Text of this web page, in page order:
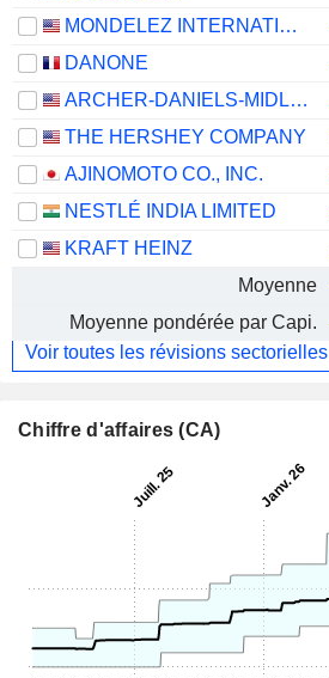
MONDELEZ INTERNATIONAL, INC.
DANONE
ARCHER-DANIELS-MIDLAND COMPANY
THE HERSHEY COMPANY
AJINOMOTO CO., INC.
NESTLÉ INDIA LIMITED
KRAFT HEINZ
Moyenne
Moyenne pondérée par Capi.
Voir toutes les révisions sectorielles
Chiffre d'affaires (CA)